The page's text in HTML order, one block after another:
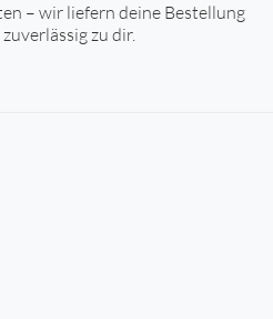
– wir liefern deine Bestellung
zu dir.